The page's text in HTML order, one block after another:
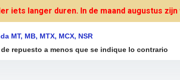
iets langer duren. In de maand augustus
MT, MB, MTX, MCX, NSR
repuesto a menos que se indique lo contrario